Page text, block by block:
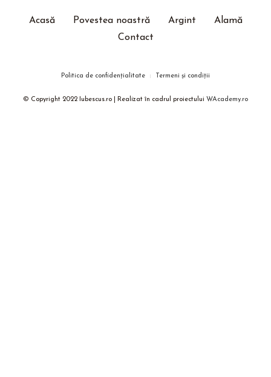
Acasă Povestea noastră Argint
Alamă
Contact
Politica de confidențialitate Termeni și condiții
© Copyright 2022 Iubescus.ro | Realizat în cadrul proiectului WAcademy.ro